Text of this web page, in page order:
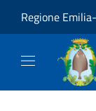
Regione